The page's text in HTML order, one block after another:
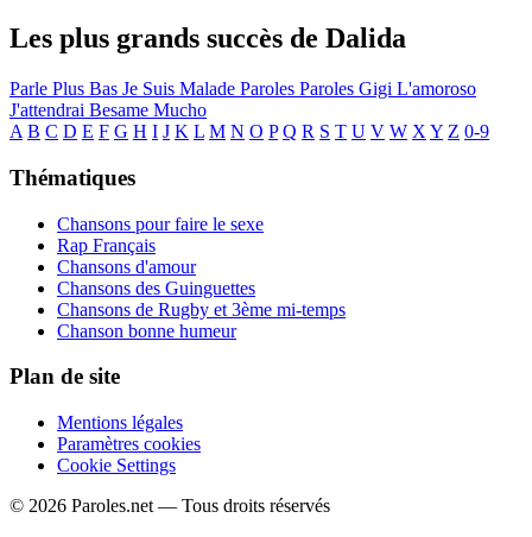
Les plus grands succès de Dalida
Parle Plus Bas Je Suis Malade Paroles Paroles Gigi L'amoroso
J'attendrai Besame Mucho
A B C D E F G H I J K L M N O P Q R S T U V W X Y Z 0-9
Thématiques
Chansons pour faire le sexe
Rap Français
Chansons d'amour
Chansons des Guinguettes
Chansons de Rugby et 3ème mi-temps
Chanson bonne humeur
Plan de site
Mentions légales
Paramètres cookies
Cookie Settings
© 2026 Paroles.net — Tous droits réservés